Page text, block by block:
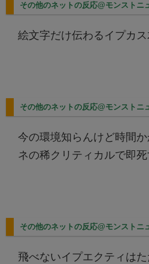
その他のネットの反応@モンストニ
絵文字だけ伝わるイプカ
その他のネットの反応@モンストニ
今の環境知らんけど時間
ネの稀クリティカルで即
その他のネットの反応@モンストニ
飛べないイプエクティは